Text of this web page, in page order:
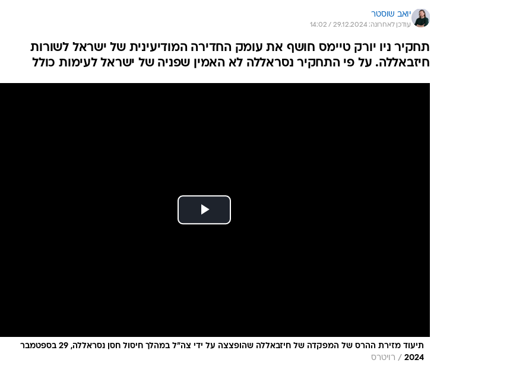
יואב שוסטר
עודכן לאחרונה: 29.12.2024 / 14:02
תחקיר ניו יורק טיימס חושף את עומק החדירה המודיעינית של ישראל לשורות
חיזבאללה. על פי התחקיר נסראללה לא האמין שפניה של ישראל לעימות כולל
תיעוד מזירת ההרס של המפקדה של חיזבאללה שהופצצה על ידי צה"ל במהלך חיסול חסן נסראללה, 29 בספטמבר
2024
/ רויטרס